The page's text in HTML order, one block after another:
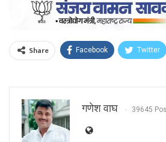
Share Facebook Twitter
गणेश वाघ 39645